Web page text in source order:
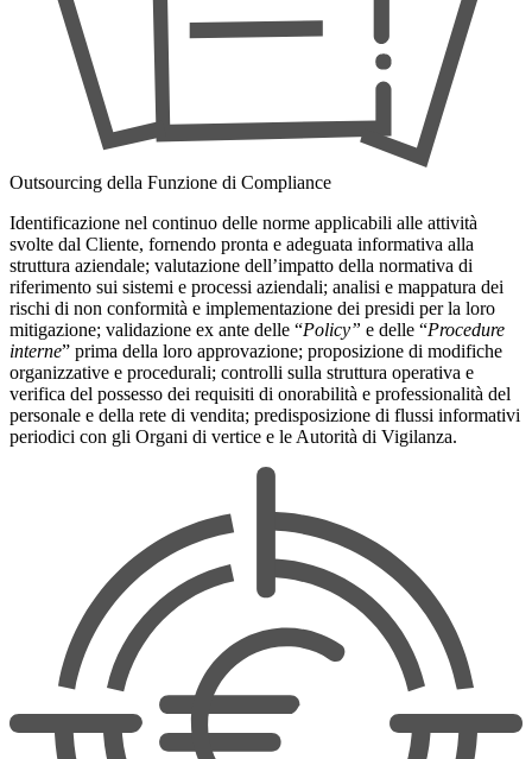
Outsourcing della Funzione di Compliance
Identificazione nel continuo delle norme applicabili alle attività
svolte dal Cliente, fornendo pronta e adeguata informativa alla
struttura aziendale; valutazione dell’impatto della normativa di
riferimento sui sistemi e processi aziendali; analisi e mappatura dei
rischi di non conformità e implementazione dei presidi per la loro
mitigazione; validazione ex ante delle “Policy” e delle “Procedure
interne” prima della loro approvazione; proposizione di modifiche
organizzative e procedurali; controlli sulla struttura operativa e
verifica del possesso dei requisiti di onorabilità e professionalità del
personale e della rete di vendita; predisposizione di flussi informativi
periodici con gli Organi di vertice e le Autorità di Vigilanza.